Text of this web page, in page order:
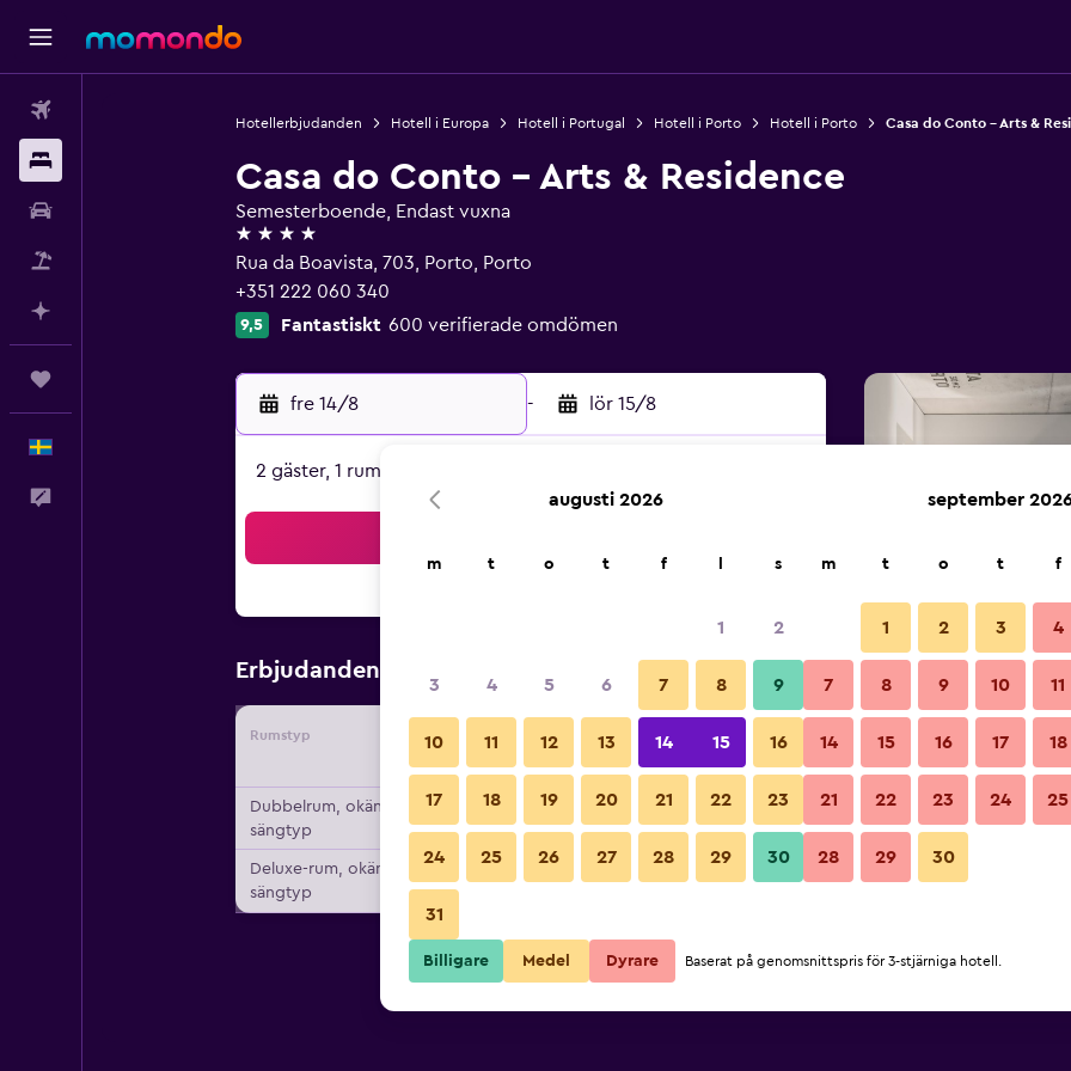
Hotellerbjudanden Hotell i Europa Hotell i Portugal Hotell i Porto Hotell i Porto Casa do Conto - Arts &
Casa do Conto - Arts & Residence
Semesterboende, Endast vuxna
4 stjärnor
Rua da Boavista, 703, Porto, Porto
+351 222 060 340
9,5 Fantastiskt 600 verifierade omdömen
fre 14/8 - lör 15/8
2 gäster, 1 rum
Erbjudanden från Billigaste Pris per natt
Rumstyp Leverantör
Per natt
Dubbelrum, okänd
sängtyp
1 574 kr Visa erbjudande
Deluxe-rum, okänd
sängtyp
2 833 kr Visa erbjudande
Sovrum
Bilder från Casa do Conto -
augusti 2026
m t o t f s
1 2
3 4 5 6 7 8 9
10 11 12 13 14 15 16
17 18 19 20 21 22 23
24 25 26 27 28 29 30
31
september
m t o t f
1 2 3 4
7 8 9 10 11
14 15 16 17 18
21 22 23 24 25
28 29 30
Billigare Medel Dyrare Baserat på genomsnittspris för 3-stjärniga hotell.